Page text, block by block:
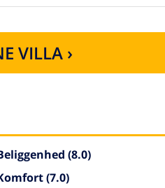
VILLA ›
(8.0)
(7.0)